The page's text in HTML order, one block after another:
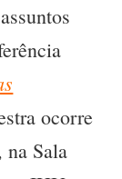
ocorre
Sala